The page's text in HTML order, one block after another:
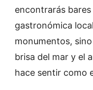
encontrarás
gastronómica
monumentos,
brisa del mar y el
hace sentir como